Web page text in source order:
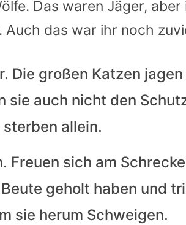
Das waren Jäger,
das war ihr noch
Die großen Katzen
auch nicht den
allein.
Freuen sich am
geholt haben und
sie herum Schweigen.